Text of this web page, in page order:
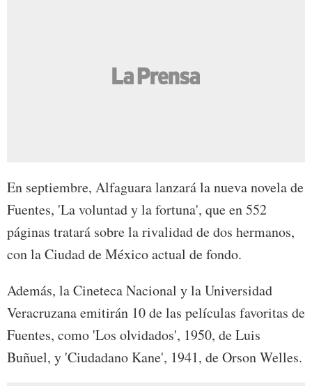
En septiembre, Alfaguara lanzará la nueva novela de
Fuentes, 'La voluntad y la fortuna', que en 552
páginas tratará sobre la rivalidad de dos hermanos,
con la Ciudad de México actual de fondo.
Además, la Cineteca Nacional y la Universidad
Veracruzana emitirán 10 de las películas favoritas de
Fuentes, como 'Los olvidados', 1950, de Luis
Buñuel, y 'Ciudadano Kane', 1941, de Orson Welles.